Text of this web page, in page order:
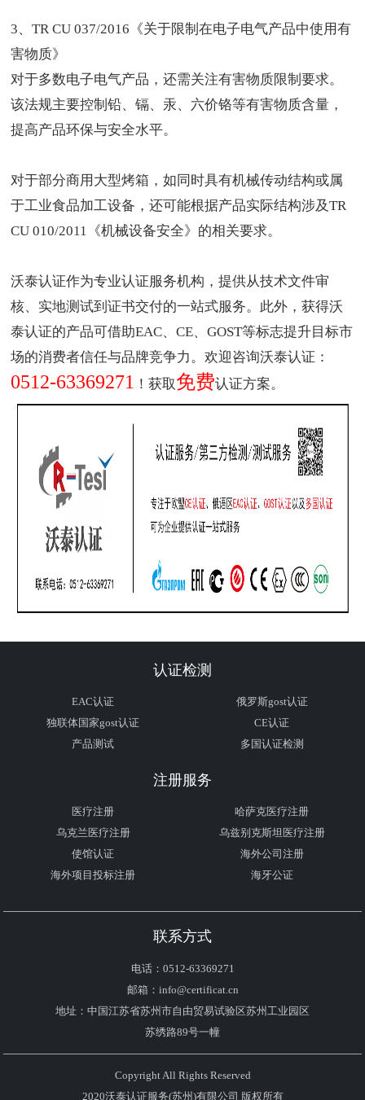
3、TR CU 037/2016《关于限制在电子电气产品中使用有
害物质》
对于多数电子电气产品，还需关注有害物质限制要求。
该法规主要控制铅、镉、汞、六价铬等有害物质含量，
提高产品环保与安全水平。
对于部分商用大型烤箱，如同时具有机械传动结构或属
于工业食品加工设备，还可能根据产品实际结构涉及TR
CU 010/2011《机械设备安全》的相关要求。
沃泰认证作为专业认证服务机构 ，提供从技术文件审
核、实地测试到证书交付的一站式服务。此外，获得沃
泰认证的产品可借助EAC、CE、GOST等标志提升目标市
场的消费者信任与品牌竞争力。欢迎咨询沃泰认证：
0512-63369271 ！获取免费认证方案。
认证检测
EAC认证
俄罗斯gost认证
独联体国家gost认证
CE认证
产品测试
多国认证检测
注册服务
医疗注册
哈萨克医疗注册
乌克兰医疗注册
乌兹别克斯坦医疗注册
使馆认证
海外公司注册
海外项目投标注册
海牙公证
联系方式
电话：0512-63369271
邮箱：info@certificat.cn
地址：中国江苏省苏州市自由贸易试验区苏州工业园区
苏绣路89号一幢
Copyright All Rights Reserved
2020沃泰认证服务(苏州)有限公司 版权所有